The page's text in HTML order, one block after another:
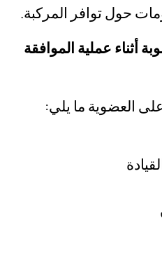
حول توافر المركبة.
أثناء عملية الموافقة
العضوية ما يلي: